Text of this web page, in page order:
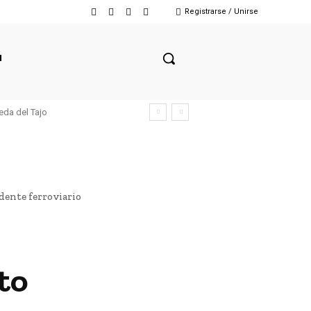
Registrarse / Unirse
del Tajo
ferroviario